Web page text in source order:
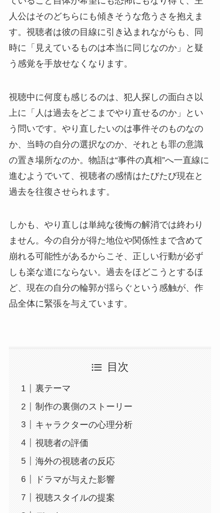
人公はそのどちらにも傾きそうな危うさを抱えま
す。視聴者は彼の目線に引き込まれながらも、同
時に「見えているものは本当に同じなのか」と疑
う感覚を手放せなくなります。
視聴中に何度も感じるのは、犯人探しの面白さ以
上に「人は過去をどこまでやり直せるのか」とい
う問いです。やり直したいのは事件そのものなの
か、当時の自分の選択なのか、それとも罪の意識
の置き場所なのか。物語は“事件の真相”へ一直線に
進むようでいて、視聴者の感情はたびたび現在と
過去を往復させられます。
しかも、やり直しは単純な後悔の解消では終わり
ません。今の自分が得た地位や関係性まで含めて
崩れる可能性があるからこそ、正しい行動が必ず
しも楽な道にならない。過去をほどこうとするほ
ど、現在の自分の輪郭が揺らぐという感触が、作
品全体に緊張を与えています。
目次
裏テーマ
制作の裏側のストーリー
キャラクターの心理分析
視聴者の評価
海外の視聴者の反応
ドラマが与えた影響
視聴スタイルの提案